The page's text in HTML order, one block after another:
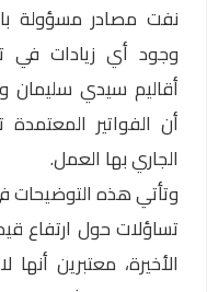
نفت مصادر مسؤولة
وجود أي زيادات في
أقاليم سيدي
أن الفواتير المعتمدة
الجاري بها العمل.
وتأتي هذه التوضيحات
تساؤلات حول ارتفاع
الأخيرة، معتبرين